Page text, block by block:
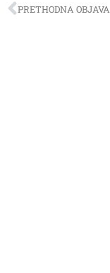
PRETHODNA OBJAVA